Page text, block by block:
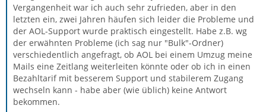
Vergangenheit war ich auch sehr zufrieden, aber in den
letzten ein, zwei Jahren häufen sich leider die Probleme und
der AOL-Support wurde praktisch eingestellt. Habe z.B. wg
der erwähnten Probleme (ich sag nur "Bulk"-Ordner)
verschiedentlich angefragt, ob AOL bei einem Umzug meine
Mails eine Zeitlang weiterleiten könnte oder ob ich in einen
Bezahltarif mit besserem Support und stabilerem Zugang
wechseln kann - habe aber (wie üblich) keine Antwort
bekommen.